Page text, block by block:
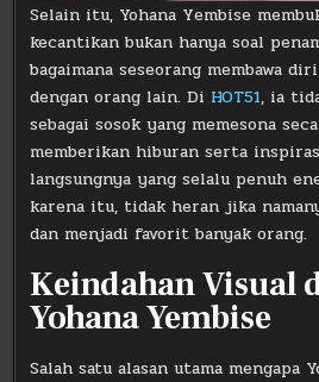
Selain itu, Yohana Yembise
kecantikan bukan hanya soal
bagaimana seseorang membawa
dengan orang lain. Di HOT51, ia
sebagai sosok yang memesona
memberikan hiburan serta
langsungnya yang selalu penuh
karena itu, tidak heran jika
dan menjadi favorit banyak orang.
Keindahan Visual
Yohana Yembise
Salah satu alasan utama mengapa